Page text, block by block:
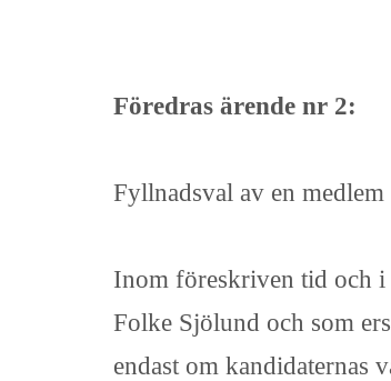
Föredras ärende nr 2:
Fyllnadsval av en
Inom föreskriven tid och i
Folke Sjölund och som
endast om kandidaternas